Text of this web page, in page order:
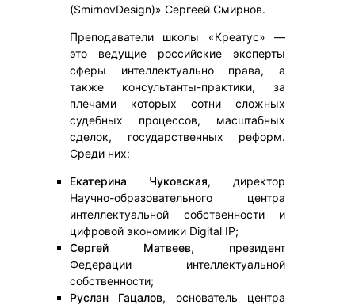
(SmirnovDesign)» Сергеей Смирнов.
Преподаватели школы «Креатус» —
это ведущие российские эксперты
сферы интеллектуально права, а
также консультанты-практики, за
плечами которых сотни сложных
судебных процессов, масштабных
сделок, государственных реформ.
Среди них:
Екатерина Чуковская, директор
Научно-образовательного центра
интеллектуальной собственности и
цифровой экономики Digital IP;
Сергей Матвеев, президент
Федерации интеллектуальной
собственности;
Руслан Гацалов, основатель центра